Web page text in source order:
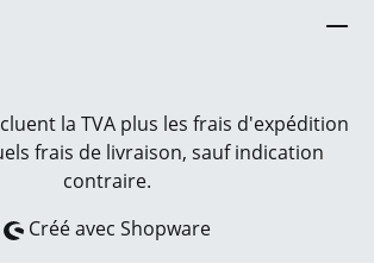
la TVA plus les frais d'expédition
frais de livraison, sauf indication
contraire.
Créé avec Shopware